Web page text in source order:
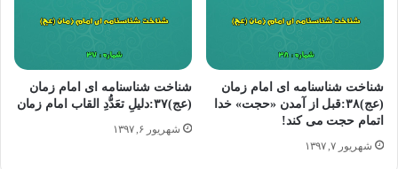
شناخت شناسنامه ای امام زمان
(عج)۳۸:قبل از آمدن «حجت» خدا
اتمام حجت می کند!
شهریور ۷, ۱۳۹۷
شناخت شناسنامه ای امام زمان
(عج)۳۷:دلیلِ تعَدُّدِ القاب امام زمان
شهریور ۶, ۱۳۹۷